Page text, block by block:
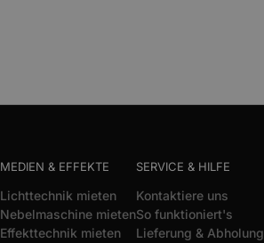
MEDIEN & EFFEKTE
Lichttechnik mieten
Nebelmaschine mieten
Effekttechnik mieten
SERVICE & HILFE
Kontaktiere uns
So funktioniert's
Lieferung & Abholung